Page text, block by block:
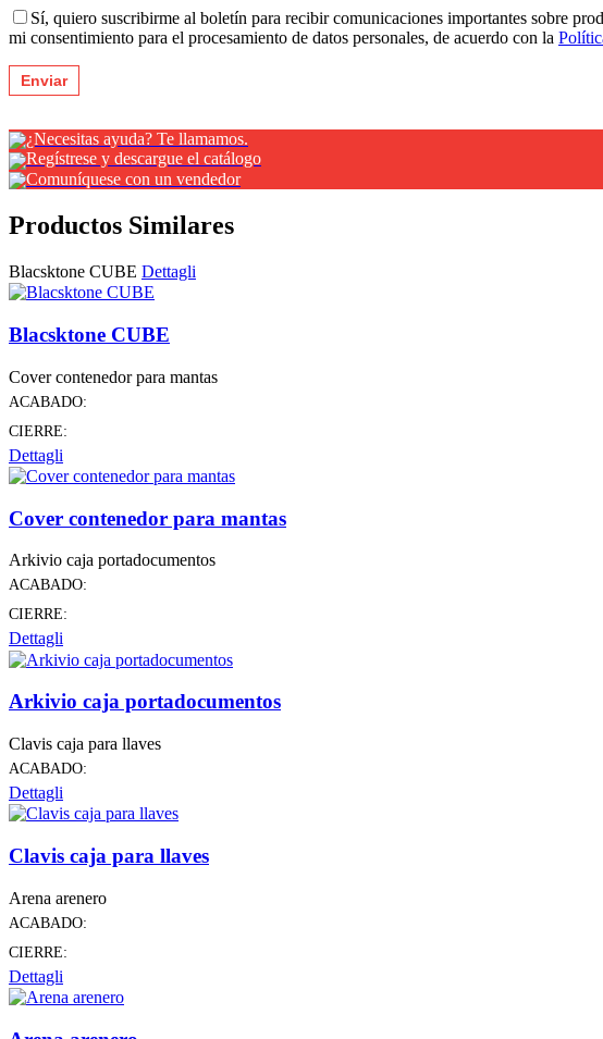
Sí, quiero suscribirme al boletín para recibir comunicaciones importantes sobre
mi consentimiento para el procesamiento de datos personales, de acuerdo con la
¿Necesitas ayuda? Te llamamos.
Regístrese y descargue el catálogo
Comuníquese con un vendedor
Productos Similares
Blacsktone CUBE Dettagli
Blacsktone CUBE
Cover contenedor para mantas
ACABADO:
CIERRE:
Dettagli
Cover contenedor para mantas
Arkivio caja portadocumentos
ACABADO:
CIERRE:
Dettagli
Arkivio caja portadocumentos
Clavis caja para llaves
ACABADO:
Dettagli
Clavis caja para llaves
Arena arenero
ACABADO:
CIERRE:
Dettagli